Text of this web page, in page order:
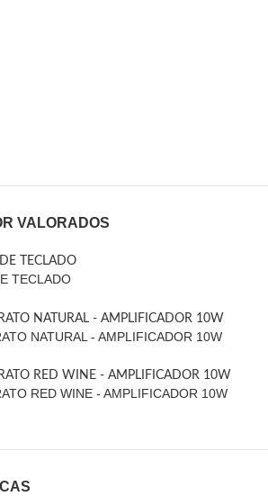
VALORADOS
TECLADO
NATURAL - AMPLIFICADOR 10W
RED WINE - AMPLIFICADOR 10W